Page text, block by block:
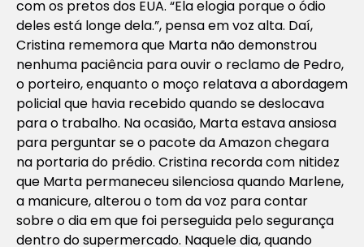
com os pretos dos EUA. “Ela elogia porque o ódio
deles está longe dela.”, pensa em voz alta. Daí,
Cristina rememora que Marta não demonstrou
nenhuma paciência para ouvir o reclamo de Pedro,
o porteiro, enquanto o moço relatava a abordagem
policial que havia recebido quando se deslocava
para o trabalho. Na ocasião, Marta estava ansiosa
para perguntar se o pacote da Amazon chegara
na portaria do prédio. Cristina recorda com nitidez
que Marta permaneceu silenciosa quando Marlene,
a manicure, alterou o tom da voz para contar
sobre o dia em que foi perseguida pelo segurança
dentro do supermercado. Naquele dia, quando